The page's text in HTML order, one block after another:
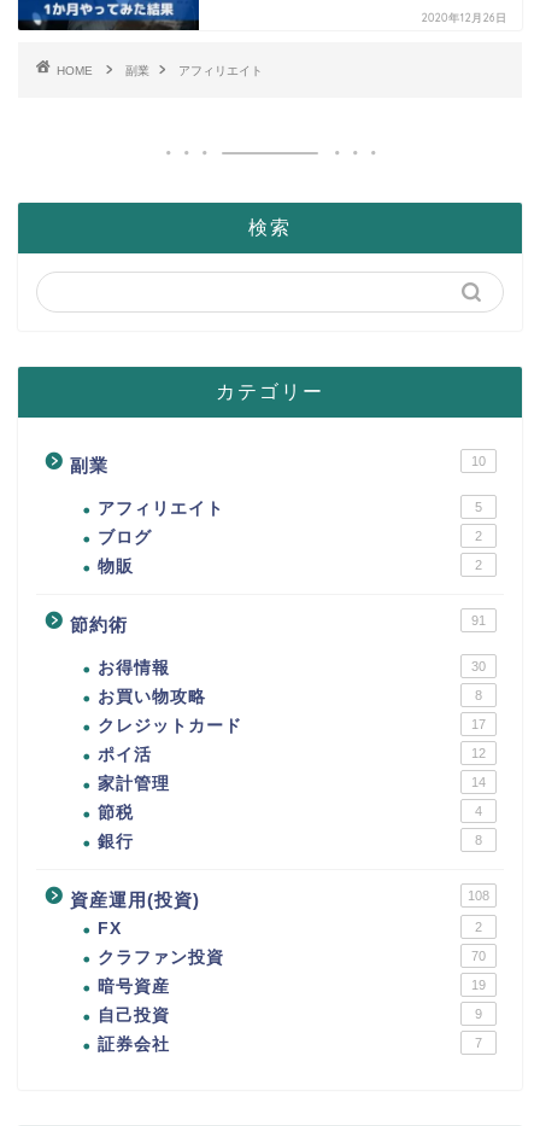
2020年12月26日
HOME 副業 アフィリエイト
検索
カテゴリー
副業 10
アフィリエイト 5
ブログ 2
物販 2
節約術 91
お得情報 30
お買い物攻略 8
クレジットカード 17
ポイ活 12
家計管理 14
節税 4
銀行 8
資産運用(投資) 108
FX 2
クラファン投資 70
暗号資産 19
自己投資 9
証券会社 7